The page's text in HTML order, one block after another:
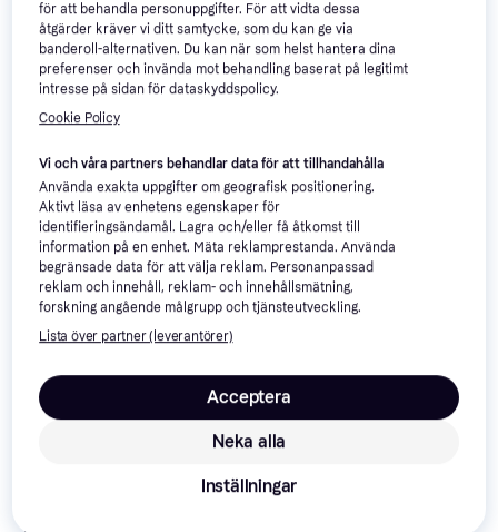
Baltic Genua - White/Pink 4
Flytväst
599 kr
9+ butiker
Bestway Hydro Force SUP
Panorama Set
Uppblåsbar SUP, Längd 340cm,
Senior
1 999 kr
4 butiker
Baltic SUP PRO Buoyancy
Flytväst
för att behandla personuppgifter. För att vidta dessa
åtgärder kräver vi ditt samtycke, som du kan ge via
banderoll-alternativen. Du kan när som helst hantera dina
preferenser och invända mot behandling baserat på legitimt
intresse på sidan för dataskyddspolicy.
Cookie Policy
Vi och våra partners behandlar data för att tillhandahålla
Använda exakta uppgifter om geografisk positionering.
Aktivt läsa av enhetens egenskaper för
identifieringsändamål. Lagra och/eller få åtkomst till
information på en enhet. Mäta reklamprestanda. Använda
begränsade data för att välja reklam. Personanpassad
reklam och innehåll, reklam- och innehållsmätning,
forskning angående målgrupp och tjänsteutveckling.
Lista över partner (leverantörer)
Neka alla
Acceptera
Inställningar